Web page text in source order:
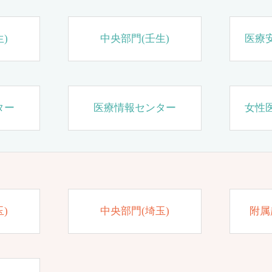
) 中央部門(壬生) 医療
ー 医療情報センター 女性
) 中央部門(埼玉) 附